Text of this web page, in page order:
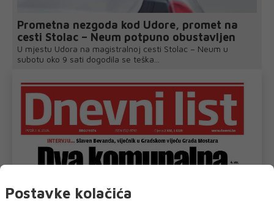
Prometna nezgoda kod Udore, promet na
cesti Stolac – Neum potpuno obustavljen
U mjestu Udora na magistralnoj cesti Stolac – Neum u
subotu oko 9 sati dogodila se teška...
Postavke kolačića